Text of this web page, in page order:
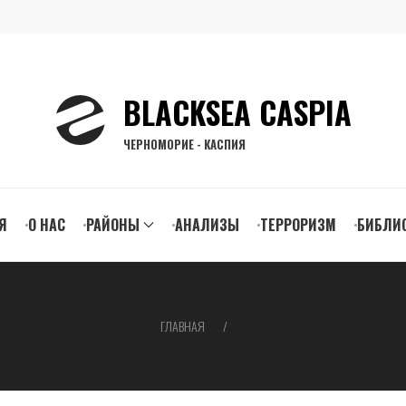
BLACKSEA CASPIA
ЧЕРНОМОРИЕ - КАСПИЯ
О НАС РАЙОНЫ АНАЛИЗЫ ТЕРРОРИЗМ
ГЛАВНАЯ